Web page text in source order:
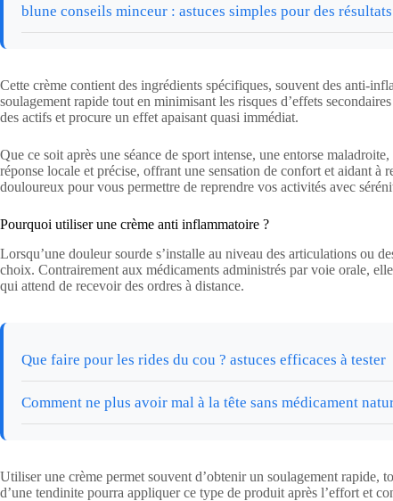
blune conseils minceur : astuces simples pour des
Cette crème contient des ingrédients spécifiques, souvent des anti-
soulagement rapide tout en minimisant les risques d’effets
des actifs et procure un effet apaisant quasi immédiat.
Que ce soit après une séance de sport intense, une entorse
réponse locale et précise, offrant une sensation de confort et aidant
douloureux pour vous permettre de reprendre vos activités avec
Pourquoi utiliser une crème anti inflammatoire ?
Lorsqu’une douleur sourde s’installe au niveau des articulations ou
choix. Contrairement aux médicaments administrés par voie orale,
qui attend de recevoir des ordres à distance.
Que faire pour les rides du cou ? astuces efficaces à tester
Comment ne plus avoir mal à la tête sans médicament
Utiliser une crème permet souvent d’obtenir un soulagement rapide,
d’une tendinite pourra appliquer ce type de produit après l’effort et